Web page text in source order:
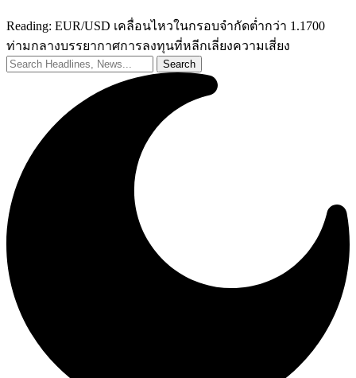
Reading: EUR/USD เคลื่อนไหวในกรอบจำกัดต่ำกว่า 1.1700
ท่ามกลางบรรยากาศการลงทุนที่หลีกเลี่ยงความเสี่ยง